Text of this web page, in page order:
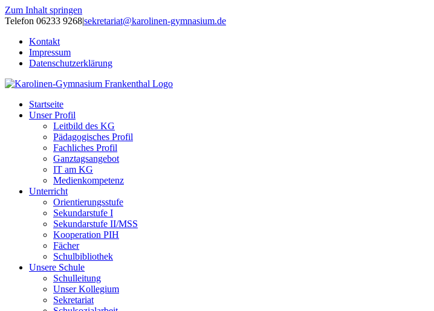
Zum Inhalt springen
Telefon 06233 9268|sekretariat@karolinen-gymnasium.de
Kontakt
Impressum
Datenschutzerklärung
Startseite
Unser Profil
Leitbild des KG
Pädagogisches Profil
Fachliches Profil
Ganztagsangebot
IT am KG
Medienkompetenz
Unterricht
Orientierungsstufe
Sekundarstufe I
Sekundarstufe II/MSS
Kooperation PIH
Fächer
Schulbibliothek
Unsere Schule
Schulleitung
Unser Kollegium
Sekretariat